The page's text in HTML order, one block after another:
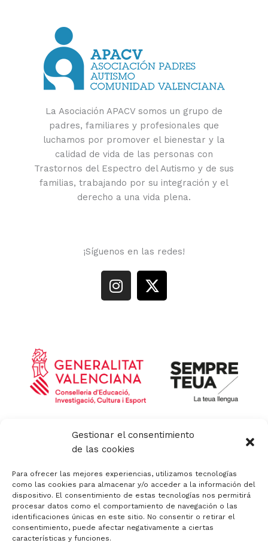
Gestionar el consentimiento
de las cookies
Para ofrecer las mejores experiencias, utilizamos tecnologías
como las cookies para almacenar y/o acceder a la información del
dispositivo. El consentimiento de estas tecnologías nos permitirá
procesar datos como el comportamiento de navegación o las
identificaciones únicas en este sitio. No consentir o retirar el
consentimiento, puede afectar negativamente a ciertas
características y funciones.
La Asociación APACV somos un grupo de
padres, familiares y profesionales que
luchamos por promover el bienestar y la
calidad de vida de las personas con
Trastornos del Espectro del Autismo y de sus
familias, trabajando por su integración y el
derecho a una vida plena.
¡Síguenos en las redes!
I
n
r
a
m
X
-
Política de calidad
Política de cookies
Política de cookies (UE)
Canal de denuncias
Código Ético